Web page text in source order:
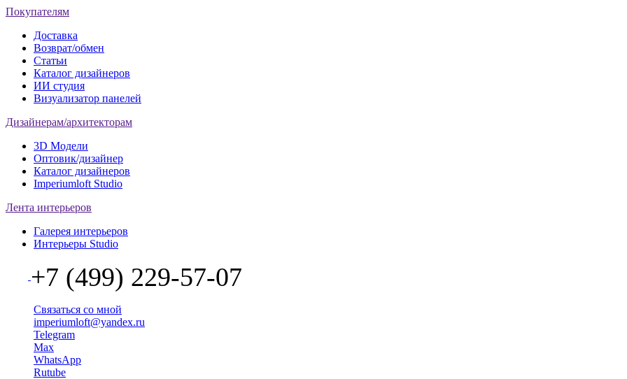
Покупателям
Доставка
Возврат/обмен
Статьи
Каталог дизайнеров
ИИ студия
Визуализатор панелей
Дизайнерам/архитекторам
3D Модели
Оптовик/дизайнер
Каталог дизайнеров
Imperiumloft Studio
Лента интерьеров
Галерея интерьеров
Интерьеры Studio
+7 (499) 229-57-07
Связаться со мной
imperiumloft@yandex.ru
Telegram
Max
WhatsApp
Rutube